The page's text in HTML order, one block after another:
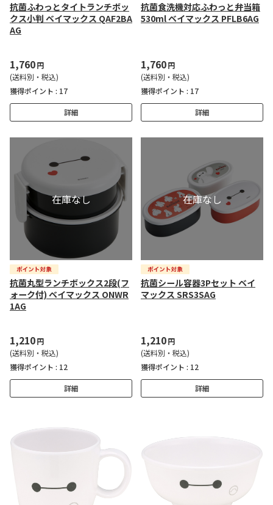
抗菌ふわっとタイトランチボッ
クス小判 ベイマックス QAF2BA
AG
1,760円
(送料別・税込)
獲得ポイント : 17
詳細
抗菌食洗機対応ふわっと弁当箱
530ml ベイマックス PFLB6AG
1,760円
(送料別・税込)
獲得ポイント : 17
詳細
抗菌丸型ランチボックス2段(フ
ォーク付) ベイマックス ONWR
1AG
1,210円
(送料別・税込)
獲得ポイント : 12
詳細
抗菌シール容器3Pセット ベイ
マックス SRS3SAG
1,210円
(送料別・税込)
獲得ポイント : 12
詳細